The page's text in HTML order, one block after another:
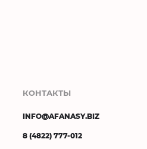
КОНТАКТЫ
INFO@AFANASY.BIZ
8 (4822) 777-012